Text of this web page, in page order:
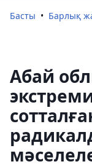
Басты Барлық
Абай